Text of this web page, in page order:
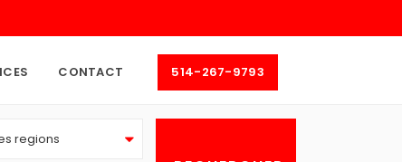
CONTACT 514-267-9793
regions